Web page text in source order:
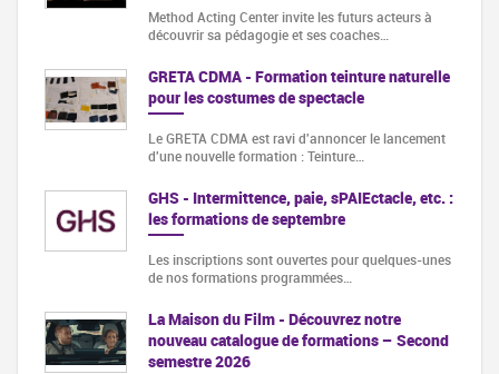
Method Acting Center invite les futurs acteurs à
découvrir sa pédagogie et ses coaches…
GRETA CDMA - Formation teinture naturelle
pour les costumes de spectacle
Le GRETA CDMA est ravi d'annoncer le lancement
d'une nouvelle formation : Teinture…
GHS - Intermittence, paie, sPAIEctacle, etc. :
les formations de septembre
Les inscriptions sont ouvertes pour quelques-unes
de nos formations programmées…
La Maison du Film - Découvrez notre
nouveau catalogue de formations – Second
semestre 2026